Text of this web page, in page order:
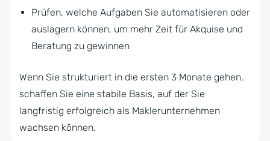
Prüfen, welche Aufgaben Sie automatisieren oder
auslagern können, um mehr Zeit für Akquise und
Beratung zu gewinnen
Wenn Sie strukturiert in die ersten 3 Monate gehen,
schaffen Sie eine stabile Basis, auf der Sie
langfristig erfolgreich als Maklerunternehmen
wachsen können.